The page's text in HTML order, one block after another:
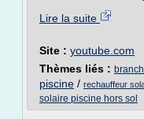
Lire la suite
Site : youtube.com
Thèmes liés :
piscine / rechauffeur
solaire piscine hors sol